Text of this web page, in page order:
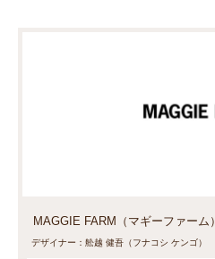
MAGGIE FARM（マギーファーム）
デザイナー：舩越 健吾（フナコシ ケンゴ）